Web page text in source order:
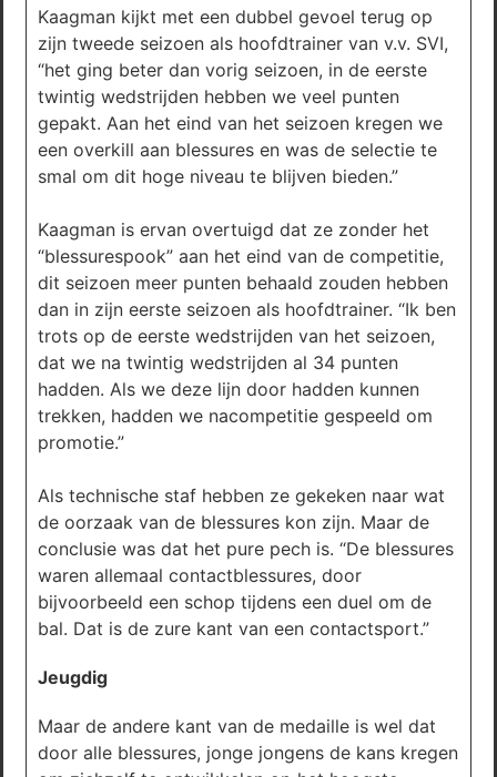
Kaagman kijkt met een dubbel gevoel terug op
zijn tweede seizoen als hoofdtrainer van v.v. SVI,
“het ging beter dan vorig seizoen, in de eerste
twintig wedstrijden hebben we veel punten
gepakt. Aan het eind van het seizoen kregen we
een overkill aan blessures en was de selectie te
smal om dit hoge niveau te blijven bieden.”
Kaagman is ervan overtuigd dat ze zonder het
“blessurespook” aan het eind van de competitie,
dit seizoen meer punten behaald zouden hebben
dan in zijn eerste seizoen als hoofdtrainer. “Ik ben
trots op de eerste wedstrijden van het seizoen,
dat we na twintig wedstrijden al 34 punten
hadden. Als we deze lijn door hadden kunnen
trekken, hadden we nacompetitie gespeeld om
promotie.”
Als technische staf hebben ze gekeken naar wat
de oorzaak van de blessures kon zijn. Maar de
conclusie was dat het pure pech is. “De blessures
waren allemaal contactblessures, door
bijvoorbeeld een schop tijdens een duel om de
bal. Dat is de zure kant van een contactsport.”
Jeugdig
Maar de andere kant van de medaille is wel dat
door alle blessures, jonge jongens de kans kregen